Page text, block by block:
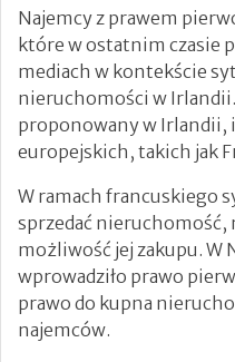
Leo Varadkar: „Nie ma
przestępczością a migracją”
Zamordowała dwójkę
Najemcy z prawem
które w ostatnim czasie
mediach w kontekście
nieruchomości w
proponowany w Irlandii,
europejskich, takich jak
W ramach francuskiego
sprzedać nieruchomość,
możliwość jej zakupu. W
wprowadziło prawo
prawo do kupna
najemców.